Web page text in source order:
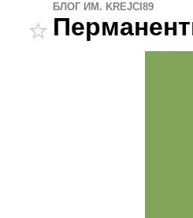
БЛОГ ИМ. KREJCI89